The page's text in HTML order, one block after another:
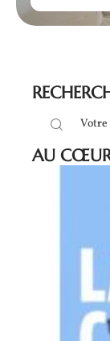
AU CŒUR